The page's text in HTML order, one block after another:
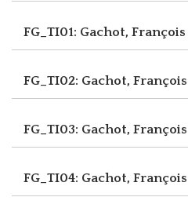
FG_TI01: Gachot, François
FG_TI02: Gachot, François
FG_TI03: Gachot, François
FG_TI04: Gachot, François